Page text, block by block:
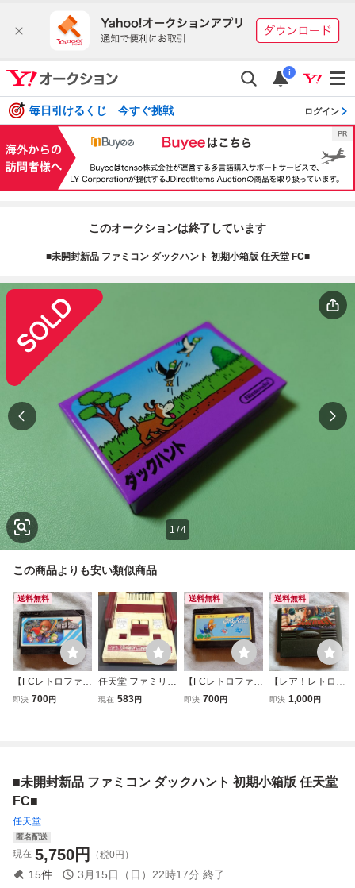
i
毎日引けるくじ 今すぐ挑戦 ログイン
このオークションは終了しています
■未開封新品 ファミコン ダックハント 初期小箱版 任天堂 FC■
1 /4
この商品よりも安い類似商品
送料無料
【FCレトロファミ
コンソフト】ナム
即決 700円
任天堂 ファミリー
コンピュータ 本体
現在 583円
送料無料
【FCレトロファミ
コンソフト】ナム
し 送料無料
即決 700円
送料無料
【レア！レトロFC
ファミコンソフ
認済 送料無料
即決 1,000円
■未開封新品 ファミコン ダックハント 初期小箱版 任天堂
FC■
任天堂
匿名配送
現在 5,750円 （税0円）
15件 3月15日（日）22時17分 終了